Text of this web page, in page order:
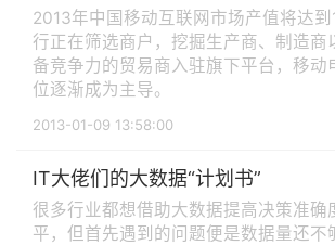
2013年中国移动互联网市场产值将达
行正在筛选商户，挖掘生产商、制造商
备竞争力的贸易商入驻旗下平台，移动
位逐渐成为主导。
2013-01-09 13:58:00
IT大佬们的大数据“计划书”
很多行业都想借助大数据提高决策准确
平，但首先遇到的问题便是数据量还不